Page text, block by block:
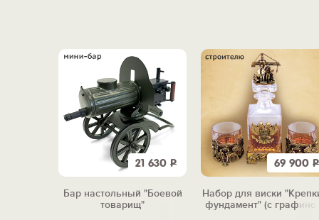
21 630 Р
Бар настольный "Боевой
товарищ"
69 900 Р
Набор для виски
фундамент" (с графином)